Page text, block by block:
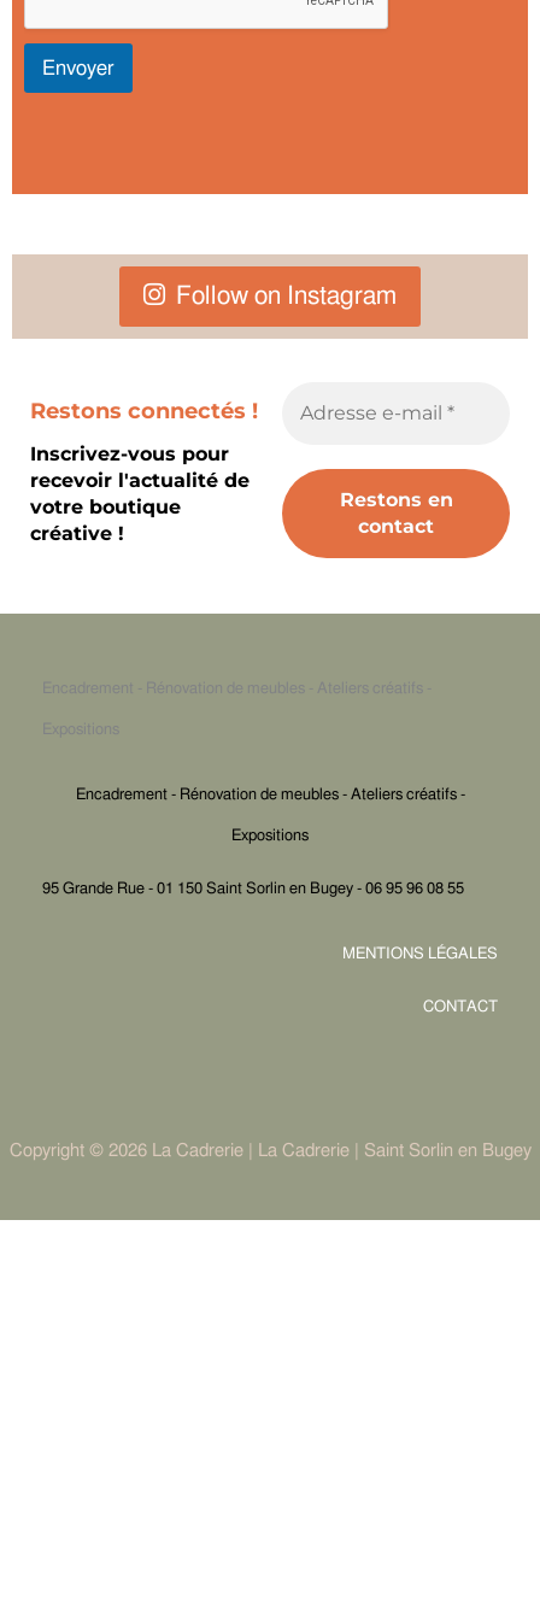
Envoyer
Follow on Instagram
Restons connectés !
Inscrivez-vous pour
recevoir l'actualité de
votre boutique
créative !
Encadrement - Rénovation de meubles - Ateliers créatifs -
Expositions
Encadrement - Rénovation de meubles - Ateliers créatifs -
Expositions
95 Grande Rue - 01 150 Saint Sorlin en Bugey - 06 95 96 08 55
MENTIONS LÉGALES
CONTACT
Copyright © 2026 La Cadrerie | La Cadrerie | Saint Sorlin en Bugey